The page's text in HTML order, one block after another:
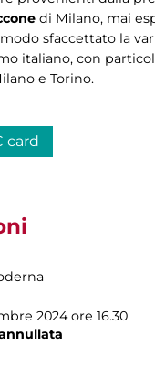
di Milano, mai
sfaccettato la
italiano, con
e Torino.
card
2024 ore 16.30